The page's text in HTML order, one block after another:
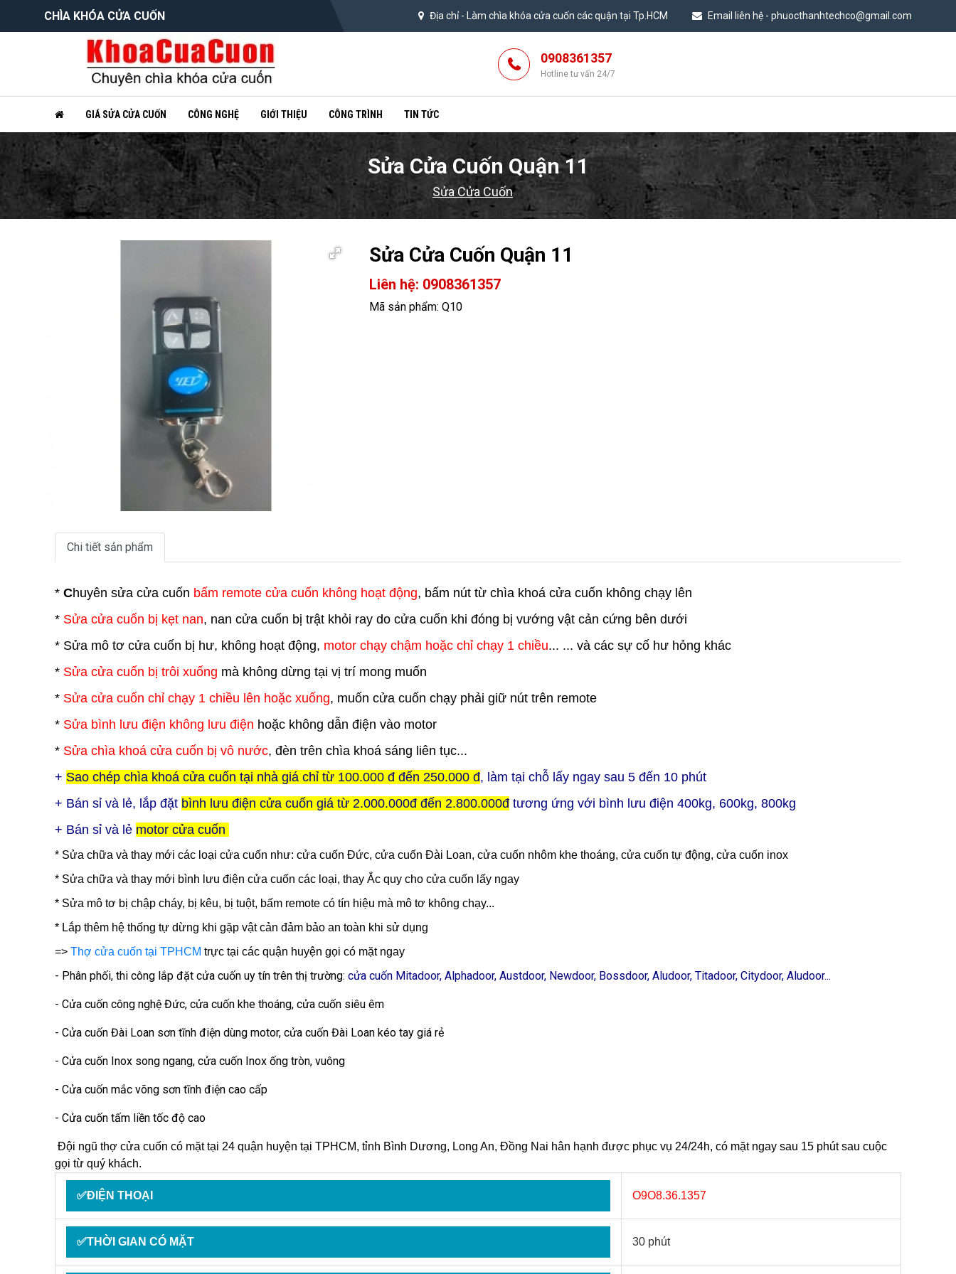
CHÌA KHÓA CỬA CUỐN Địa chỉ - Làm chìa khóa cửa cuốn các quận tại Tp.HCM Email liên hệ - phuocthanhtechco@gmail.com
0908361357
Hotline tư vấn 24/7
GIÁ SỬA CỬA CUỐN CÔNG NGHỆ GIỚI THIỆU CÔNG TRÌNH TIN TỨC
Sửa Cửa Cuốn Quận 11
Sửa Cửa Cuốn
Sửa Cửa Cuốn Quận 11
Liên hệ: 0908361357
Mã sản phẩm: Q10
Chi tiết sản phẩm
* Chuyên sửa cửa cuốn bấm remote cửa cuốn không hoạt động, bấm nút từ chìa khoá cửa cuốn không chạy lên
* Sửa cửa cuốn bị kẹt nan, nan cửa cuốn bị trật khỏi ray do cửa cuốn khi đóng bị vướng vật cản cứng bên dưới
* Sửa mô tơ cửa cuốn bị hư, không hoạt động, motor chạy chậm hoặc chỉ chạy 1 chiều... ... và các sự cố hư hỏng khác
* Sửa cửa cuốn bị trôi xuống mà không dừng tại vị trí mong muốn
* Sửa cửa cuốn chỉ chạy 1 chiều lên hoặc xuống, muốn cửa cuốn chạy phải giữ nút trên remote
* Sửa bình lưu điện không lưu điện hoặc không dẫn điện vào motor
* Sửa chìa khoá cửa cuốn bị vô nước, đèn trên chìa khoá sáng liên tục...
+ Sao chép chìa khoá cửa cuốn tại nhà giá chỉ từ 100.000 đ đến 250.000 đ, làm tại chỗ lấy ngay sau 5 đến 10 phút
+ Bán sỉ và lẻ, lắp đặt bình lưu điện cửa cuốn giá từ 2.000.000đ đến 2.800.000đ tương ứng với bình lưu điện 400kg, 600kg, 800kg
+ Bán sỉ và lẻ motor cửa cuốn
* Sửa chữa và thay mới các loại cửa cuốn như: cửa cuốn Đức, cửa cuốn Đài Loan, cửa cuốn nhôm khe thoáng, cửa cuốn tự động, cửa cuốn inox
* Sửa chữa và thay mới bình lưu điện cửa cuốn các loại, thay Ắc quy cho cửa cuốn lấy ngay
* Sửa mô tơ bị chập cháy, bị kêu, bị tuột, bấm remote có tín hiệu mà mô tơ không chạy...
* Lắp thêm hệ thống tự dừng khi gặp vật cản đảm bảo an toàn khi sử dụng
=> Thợ cửa cuốn tại TPHCM trực tại các quận huyện gọi có mặt ngay
- Phân phối, thi công lắp đặt cửa cuốn uy tín trên thị trường: cửa cuốn Mitadoor, Alphadoor, Austdoor, Newdoor, Bossdoor, Aludoor, Titadoor, Citydoor, Aludoor...
- Cửa cuốn công nghệ Đức, cửa cuốn khe thoáng, cửa cuốn siêu êm
- Cửa cuốn Đài Loan sơn tĩnh điện dùng motor, cửa cuốn Đài Loan kéo tay giá rẻ
- Cửa cuốn Inox song ngang, cửa cuốn Inox ống tròn, vuông
- Cửa cuốn mắc võng sơn tĩnh điện cao cấp
- Cửa cuốn tấm liền tốc độ cao
Đội ngũ thợ cửa cuốn có mặt tại 24 quận huyện tại TPHCM, tỉnh Bình Dương, Long An, Đồng Nai hân hạnh được phục vụ 24/24h, có mặt ngay sau 15 phút sau cuộc
gọi từ quý khách.
✅ĐIỆN THOẠI O9O8.36.1357
✅THỜI GIAN CÓ MẶT 30 phút